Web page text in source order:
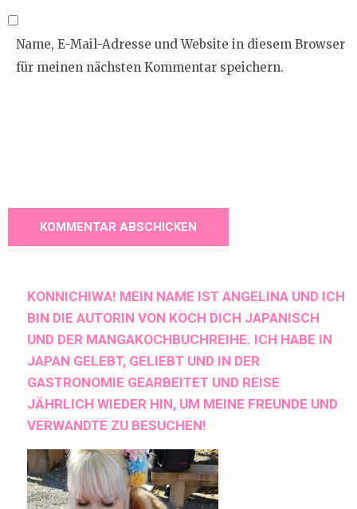
Name, E-Mail-Adresse und Website in diesem Browser
für meinen nächsten Kommentar speichern.
KONNICHIWA! MEIN NAME IST ANGELINA UND ICH
BIN DIE AUTORIN VON KOCH DICH JAPANISCH
UND DER MANGAKOCHBUCHREIHE. ICH HABE IN
JAPAN GELEBT, GELIEBT UND IN DER
GASTRONOMIE GEARBEITET UND REISE
JÄHRLICH WIEDER HIN, UM MEINE FREUNDE UND
VERWANDTE ZU BESUCHEN!